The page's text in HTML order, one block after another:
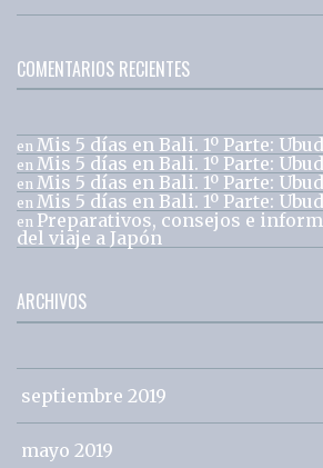
COMENTARIOS RECIENTES
en Mis 5 días en Bali. 1º Parte:
en Mis 5 días en Bali. 1º Parte:
en Mis 5 días en Bali. 1º Parte:
en Mis 5 días en Bali. 1º Parte:
en Preparativos, consejos e
del viaje a Japón
ARCHIVOS
septiembre 2019
mayo 2019